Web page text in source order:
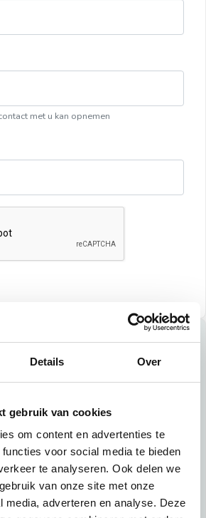
Details Over
gebruik van cookies
om content en advertenties te
voor social media te bieden
te analyseren. Ook delen we
van onze site met onze
media, adverteren en analyse. Deze
met u kan opnemen
introductie en geef de volgende
of werkzoekend